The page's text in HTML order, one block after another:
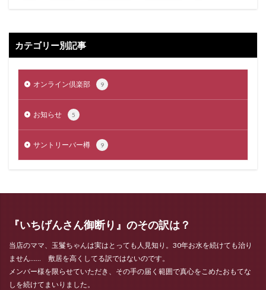
カテゴリー別記事
オンライン倶楽部 9
お知らせ 5
サントリーバー樽 9
『いちげんさん御断り』のその訳は？
当店のママ、玉鬘ちゃんは実はとっても人見知り。30年お水を続けても治り
ません…… 敷居を高くしてる訳ではないのです。
メンバー様を限らせていただき、その手の届く範囲で真心をこめたおもてな
しを続けてまいりました。